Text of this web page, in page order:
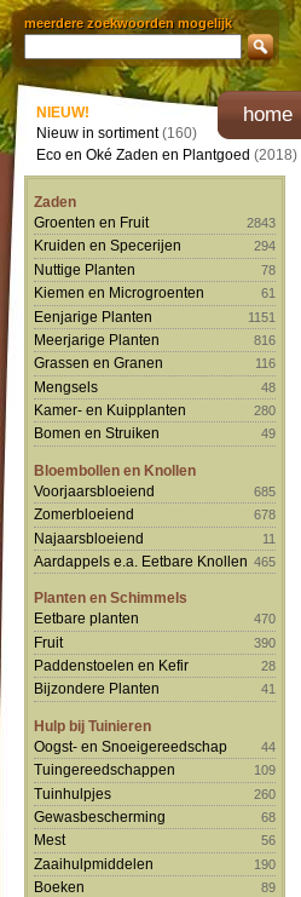
meerdere zoekwoorden mogelijk
home
NIEUW!
Nieuw in sortiment(160)
Eco en Oké Zaden en Plantgoed (2018)
Zaden
Groenten en Fruit
2843
Kruiden en Specerijen 294
Nuttige Planten 78
Kiemen en Microgroenten 61
Eenjarige Planten 1151
Meerjarige Planten 816
Grassen en Granen 116
Mengsels 48
Kamer- en Kuipplanten 280
Bomen en Struiken 49
Bloembollen en Knollen
Voorjaarsbloeiend
685
Zomerbloeiend 678
Najaarsbloeiend 11
Aardappels e.a. Eetbare Knollen 465
Planten en Schimmels
Eetbare planten
470
Fruit 390
Paddenstoelen en Kefir 28
Bijzondere Planten 41
Hulp bij Tuinieren
Oogst- en Snoeigereedschap
44
Tuingereedschappen 109
Tuinhulpjes 260
Gewasbescherming 68
Mest 56
Zaaihulpmiddelen 190
Boeken 89